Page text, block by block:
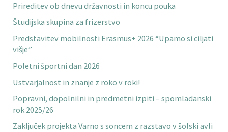
Prireditev ob dnevu državnosti in koncu pouka
Študijska skupina za frizerstvo
Predstavitev mobilnosti Erasmus+ 2026 “Upamo si ciljati
višje”
Poletni športni dan 2026
Ustvarjalnost in znanje z roko v roki!
Popravni, dopolnilni in predmetni izpiti – spomladanski
rok 2025/26
Zaključek projekta Varno s soncem z razstavo v šolski avli